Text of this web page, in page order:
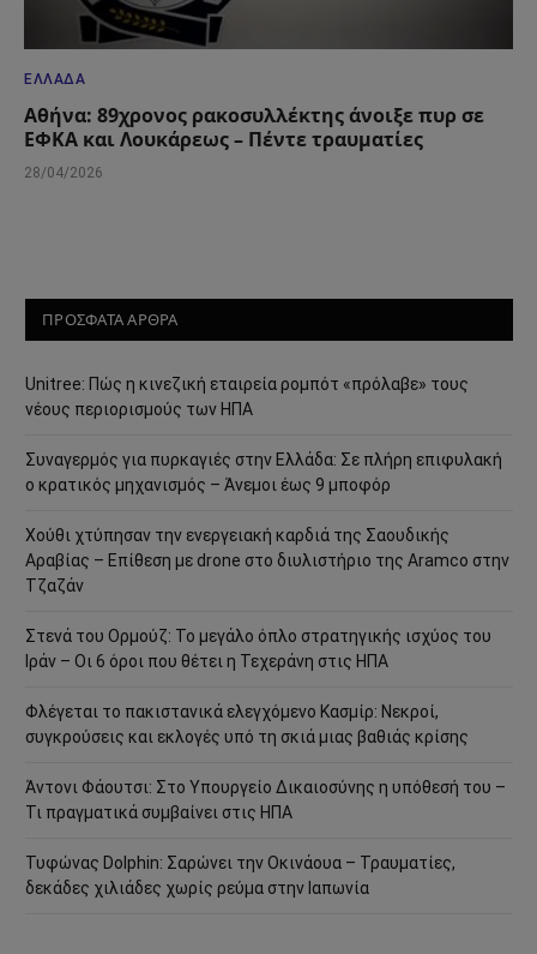
ΕΛΛΆΔΑ
Αθήνα: 89χρονος ρακοσυλλέκτης άνοιξε πυρ σε
ΕΦΚΑ και Λουκάρεως – Πέντε τραυματίες
28/04/2026
ΠΡΟΣΦΑΤΑ ΑΡΘΡΑ
Unitree: Πώς η κινεζική εταιρεία ρομπότ «πρόλαβε» τους
νέους περιορισμούς των ΗΠΑ
Συναγερμός για πυρκαγιές στην Ελλάδα: Σε πλήρη επιφυλακή
ο κρατικός μηχανισμός – Άνεμοι έως 9 μποφόρ
Χούθι χτύπησαν την ενεργειακή καρδιά της Σαουδικής
Αραβίας – Επίθεση με drone στο διυλιστήριο της Aramco στην
Τζαζάν
Στενά του Ορμούζ: Το μεγάλο όπλο στρατηγικής ισχύος του
Ιράν – Οι 6 όροι που θέτει η Τεχεράνη στις ΗΠΑ
Φλέγεται το πακιστανικά ελεγχόμενο Κασμίρ: Νεκροί,
συγκρούσεις και εκλογές υπό τη σκιά μιας βαθιάς κρίσης
Άντονι Φάουτσι: Στο Υπουργείο Δικαιοσύνης η υπόθεσή του –
Τι πραγματικά συμβαίνει στις ΗΠΑ
Τυφώνας Dolphin: Σαρώνει την Οκινάουα – Τραυματίες,
δεκάδες χιλιάδες χωρίς ρεύμα στην Ιαπωνία